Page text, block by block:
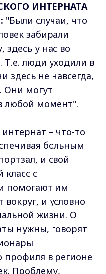
ИНТЕРНАТА
"Были случаи, что
забирали
здесь у нас во
Т.е. люди уходили в
здесь не навсегда,
Они могут
любой момент".
– что-то
больным
и свой
с
помогают им
вокруг, и условно
жизни. О
нужны, говорят
профиля в регионе
Проблему,